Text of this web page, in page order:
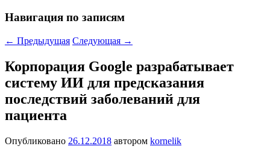
Навигация по записям
← Предыдущая Следующая →
Корпорация Google разрабатывает
систему ИИ для предсказания
последствий заболеваний для
пациента
Опубликовано 26.12.2018 автором kornelik